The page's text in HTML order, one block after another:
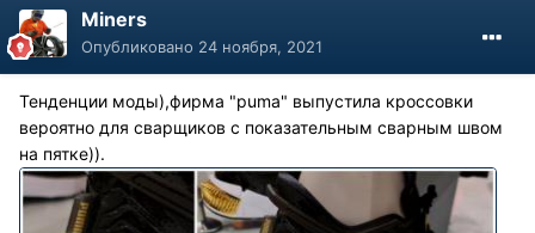
Miners
Опубликовано 24 ноября, 2021
Тенденции моды),фирма "puma" выпустила кроссовки
вероятно для сварщиков с показательным сварным швом
на пятке)).